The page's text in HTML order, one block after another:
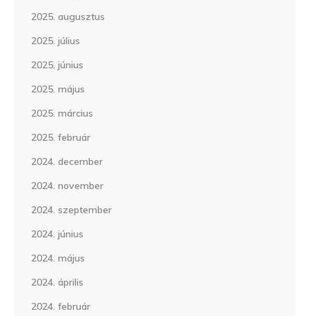
2025. augusztus
2025. július
2025. június
2025. május
2025. március
2025. február
2024. december
2024. november
2024. szeptember
2024. június
2024. május
2024. április
2024. február